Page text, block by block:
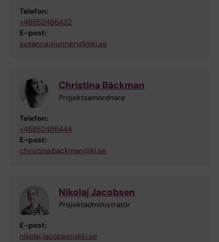
Telefon:
+46852486432
E-post:
susanna.sjunneryd@ki.se
Christina Bäckman
Projektsamordnare
Telefon:
+46852486444
E-post:
christina.backman@ki.se
Nikolaj Jacobsen
Projektadministratör
E-post:
nikolaj.jacobsen@ki.se